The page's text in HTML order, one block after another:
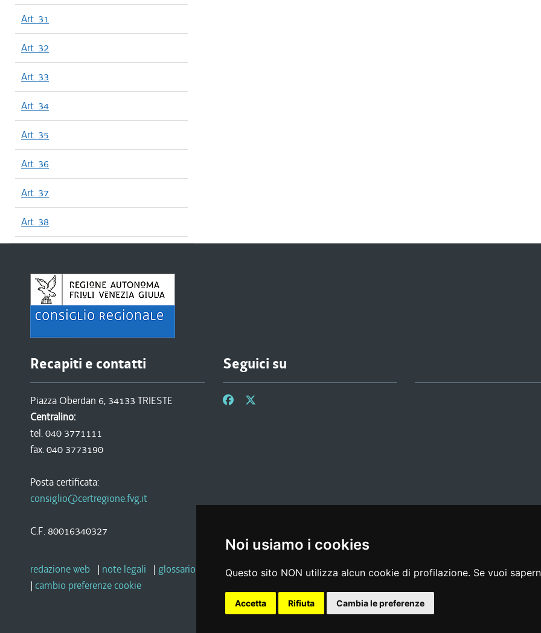
Noi usiamo i cookies
Questo sito NON utilizza alcun cookie di profilazione. Se vuoi
Accetta Rifiuta Cambia le preferenze
Art. 31
Art. 32
Art. 33
Art. 34
Art. 35
Art. 36
Art. 37
Art. 38
Recapiti e contatti
Piazza Oberdan 6, 34133 TRIESTE
Centralino:
tel. 040 3771111
fax. 040 3773190
Posta certificata:
consiglio@certregione.fvg.it
C.F. 80016340327
Seguici su
redazione web | note legali | glossario privacy |social media policy | dichiarazione di accessibilità | feedback
| cambio preferenze cookie